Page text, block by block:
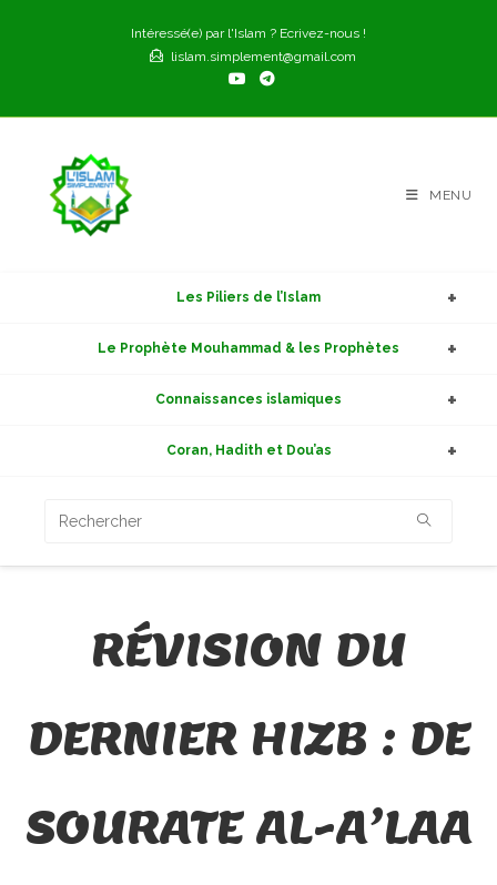
Intéressé(e) par l'Islam ? Ecrivez-nous !
lislam.simplement@gmail.com
MENU
Les Piliers de l’Islam
Le Prophète Mouhammad & les Prophètes
Connaissances islamiques
Coran, Hadith et Dou’as
RÉVISION DU
DERNIER HIZB : DE
SOURATE AL-A’LAA